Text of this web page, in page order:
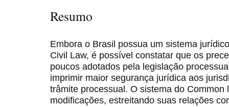
Resumo
Embora o Brasil possua um sistema
Civil Law, é possível constatar que os
poucos adotados pela legislação
imprimir maior segurança jurídica aos
trâmite processual. O sistema do Common
modificações, estreitando suas relações